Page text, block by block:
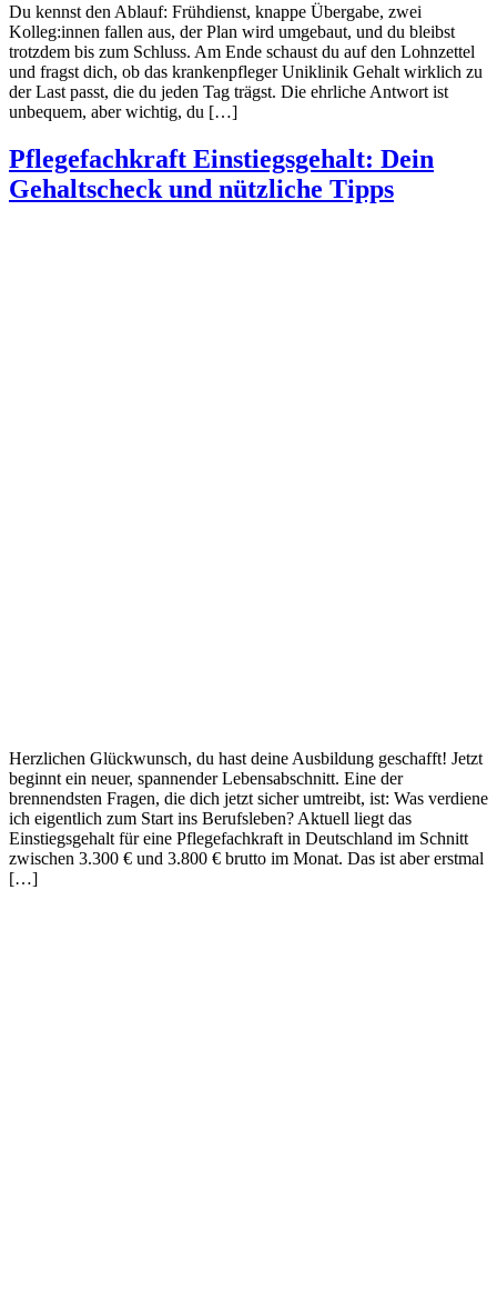
Du kennst den Ablauf: Frühdienst, knappe Übergabe, zwei
Kolleg:innen fallen aus, der Plan wird umgebaut, und du bleibst
trotzdem bis zum Schluss. Am Ende schaust du auf den Lohnzettel
und fragst dich, ob das krankenpfleger Uniklinik Gehalt wirklich zu
der Last passt, die du jeden Tag trägst. Die ehrliche Antwort ist
unbequem, aber wichtig, du […]
Pflegefachkraft Einstiegsgehalt: Dein
Gehaltscheck und nützliche Tipps
Herzlichen Glückwunsch, du hast deine Ausbildung geschafft! Jetzt
beginnt ein neuer, spannender Lebensabschnitt. Eine der
brennendsten Fragen, die dich jetzt sicher umtreibt, ist: Was verdiene
ich eigentlich zum Start ins Berufsleben? Aktuell liegt das
Einstiegsgehalt für eine Pflegefachkraft in Deutschland im Schnitt
zwischen 3.300 € und 3.800 € brutto im Monat. Das ist aber erstmal
[…]